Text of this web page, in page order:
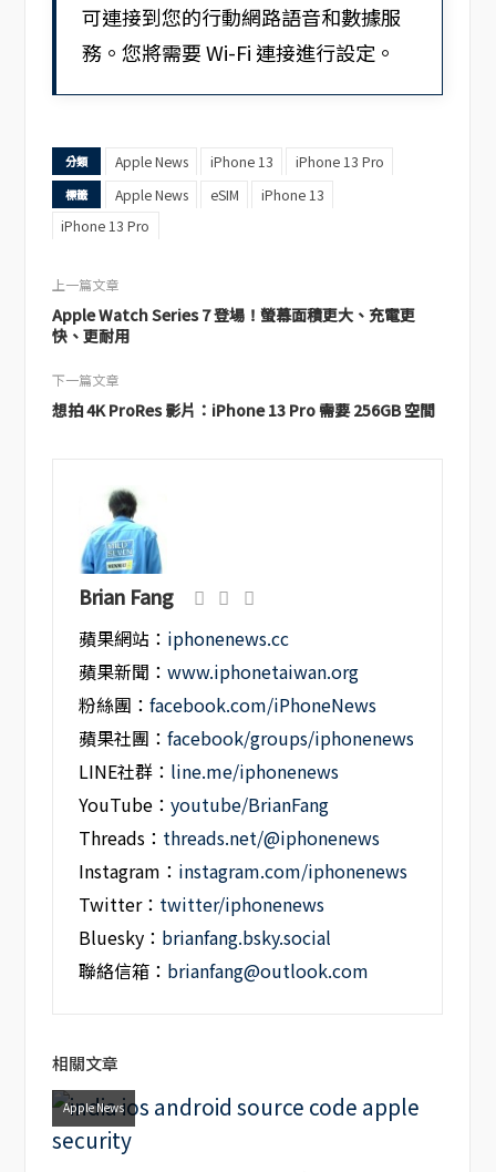
可連接到您的行動網路語音和數據服
務。您將需要 Wi-Fi 連接進行設定。
分類 Apple News iPhone 13 iPhone 13 Pro
標籤 Apple News eSIM
iPhone 13
iPhone 13 Pro
上一篇文章
Apple Watch Series 7 登場！螢幕面積更大、充電更
快、更耐用
下一篇文章
想拍 4K ProRes 影片：iPhone 13 Pro 需要 256GB 空間
Brian Fang
蘋果網站： iphonenews.cc
蘋果新聞：www.iphonetaiwan.org
粉絲團：facebook.com/iPhoneNews
蘋果社團：facebook/groups/iphonenews
LINE社群： line.me/iphonenews
YouTube：youtube/BrianFang
Threads： threads.net/@iphonenews
Instagram： instagram.com/iphonenews
Twitter： twitter/iphonenews
Bluesky： brianfang.bsky.social
聯絡信箱： brianfang@outlook.com
相關文章
Apple News